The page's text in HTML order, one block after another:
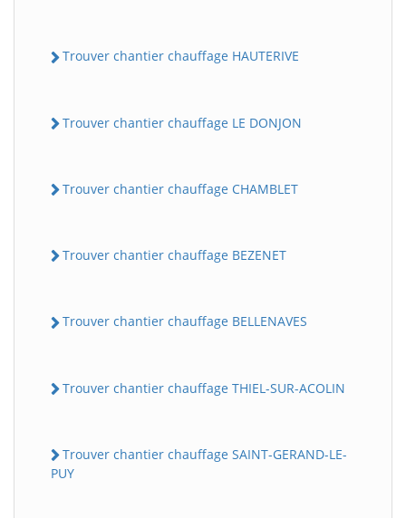
Trouver chantier chauffage HAUTERIVE
Trouver chantier chauffage LE DONJON
Trouver chantier chauffage CHAMBLET
Trouver chantier chauffage BEZENET
Trouver chantier chauffage BELLENAVES
Trouver chantier chauffage THIEL-SUR-ACOLIN
Trouver chantier chauffage SAINT-GERAND-LE-
PUY